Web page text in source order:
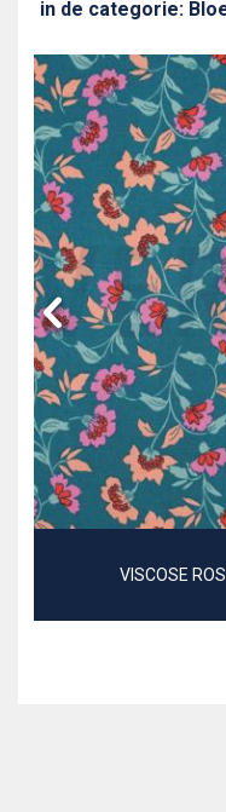
in de categorie:
VISCOSE